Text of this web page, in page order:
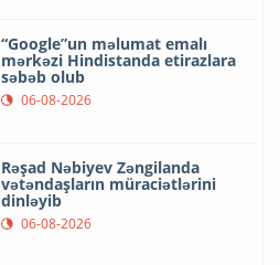
“Google”un məlumat emalı
mərkəzi Hindistanda etirazlara
səbəb olub
06-08-2026
Rəşad Nəbiyev Zəngilanda
vətəndaşların müraciətlərini
dinləyib
06-08-2026